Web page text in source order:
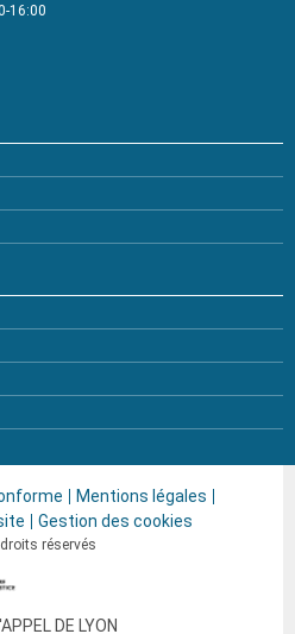
16:00
DE LYON
Mentions légales
Gestion des cookies
réservés